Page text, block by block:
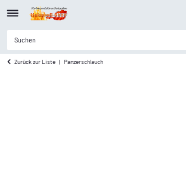
Zurück zur Liste Panzerschlauch